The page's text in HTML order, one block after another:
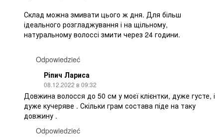
Склад можна змивати цього ж дня. Для більш
ідеального розгладжування і на щільному,
натуральному волоссі змити через 24 години.
Odpowiedzieć
Ріпич Лариса
08.12.2022 в 09:32
Довжина волосся до 50 см у моєї клієнтки, дуже густе, і
дуже кучеряве . Скільки грам состава піде на таку
довжину .
Odpowiedzieć